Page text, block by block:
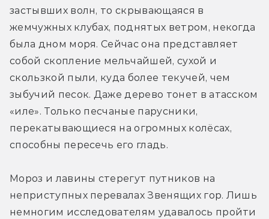
застывших волн, то скрывающаяся в
жемчужных клубах, поднятых ветром, некогда
была дном моря. Сейчас она представляет
собой скопление мельчайшей, сухой и
скользкой пыли, куда более текучей, чем
зыбучий песок. Даже дерево тонет в атасском
«иле». Только песчаные парусники,
перекатывающиеся на огромных колёсах,
способны пересечь его гладь.
Мороз и лавины стерегут путников на
неприступных перевалах Звенящих гор. Лишь
немногим исследователям удавалось пройти